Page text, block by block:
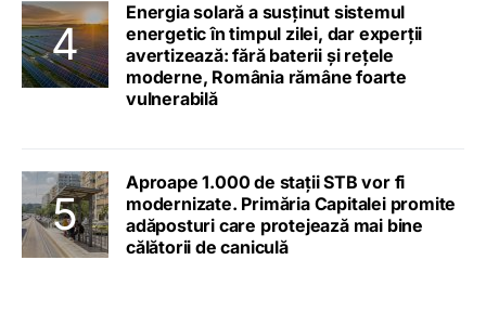
Energia solară a susținut sistemul
energetic în timpul zilei, dar experții
avertizează: fără baterii și rețele
moderne, România rămâne foarte
vulnerabilă
Aproape 1.000 de stații STB vor fi
modernizate. Primăria Capitalei promite
adăposturi care protejează mai bine
călătorii de caniculă